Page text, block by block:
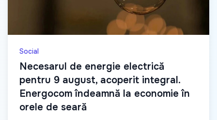
Social
Necesarul de energie electrică
pentru 9 august, acoperit integral.
Energocom îndeamnă la economie în
orele de seară